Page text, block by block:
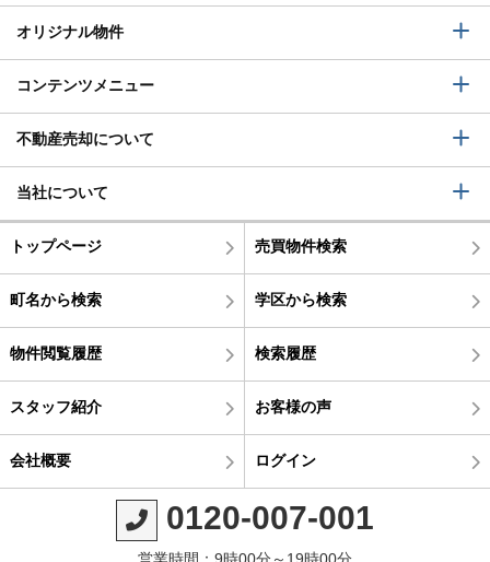
オリジナル物件
コンテンツメニュー
不動産売却について
当社について
トップページ 売買物件検索
町名から検索 学区から検索
物件閲覧履歴 検索履歴
スタッフ紹介 お客様の声
会社概要 ログイン
0120-007-001